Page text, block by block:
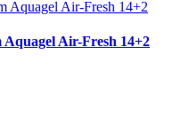
Aquagel Air-Fresh 14+2